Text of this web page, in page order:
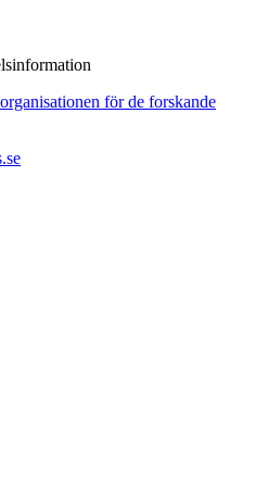
för de forskande